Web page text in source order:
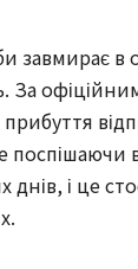
в
За
і це